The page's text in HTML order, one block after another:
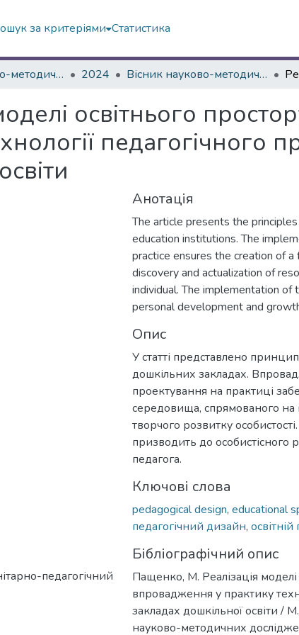
за критеріями Статистика
Вісник науково-методичних досліджень ВГПК 2024 Вісник науково-методичних досліджень ВГПК № 1 (45)
освітнього
педагогічного
педагогічний
Анотація
The article presents the
education institutions. The
practice ensures the creation of
discovery and actualization of
individual. The implementation
personal development and
Опис
У статті представлено
дошкільних закладах.
проектування на практиці
середовища, спрямованого на
творчого розвитку
призводить до особистісного
педагога.
Ключові слова
pedagogical design, educational
педагогічний дизайн, освітній
Бібліографічний опис
Пащенко, М. Реалізація
впровадження у практику
закладах дошкільної освіти
науково-методичних